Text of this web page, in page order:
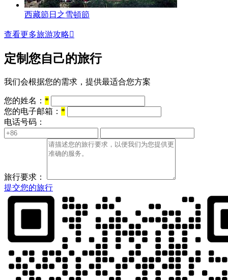
西藏節日之雪頓節
查看更多旅游攻略
定制您自己的旅行
我们会根据您的需求，提供最适合您方案
您的姓名： *
您的电子邮箱： *
电话号码：
旅行要求：
提交您的旅行